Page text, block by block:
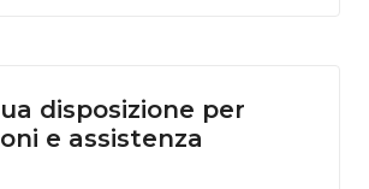
disposizione per
e assistenza